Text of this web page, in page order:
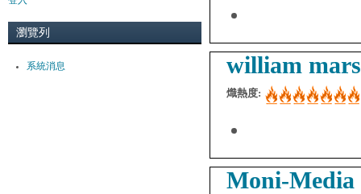
william
熾熱度:
Moni-
瀏覽列
系統消息